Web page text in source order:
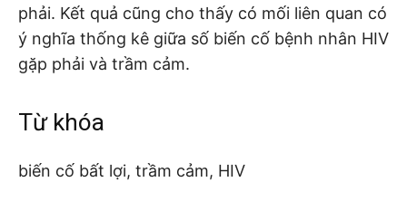
phải. Kết quả cũng cho thấy có mối liên quan có
ý nghĩa thống kê giữa số biến cố bệnh nhân HIV
gặp phải và trầm cảm.
Từ khóa
biến cố bất lợi, trầm cảm, HIV